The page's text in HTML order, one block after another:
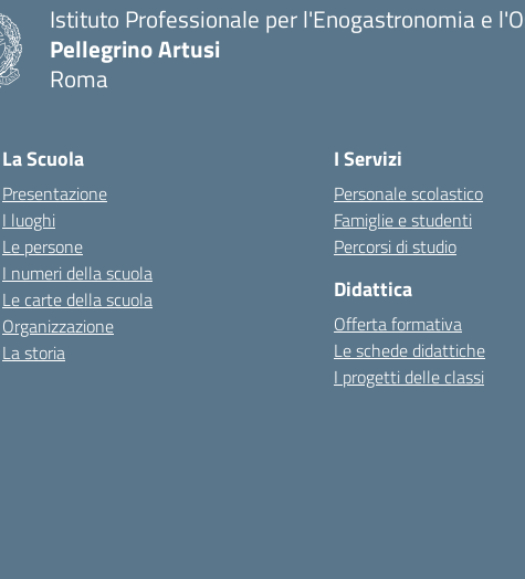
Istituto Professionale per l'Enogastronomia e
Pellegrino Artusi
Roma
La Scuola
Presentazione
I luoghi
Le persone
I numeri della scuola
Le carte della scuola
Organizzazione
La storia
I Servizi
Personale scolastico
Famiglie e studenti
Percorsi di studio
Didattica
Offerta formativa
Le schede didattiche
I progetti delle classi